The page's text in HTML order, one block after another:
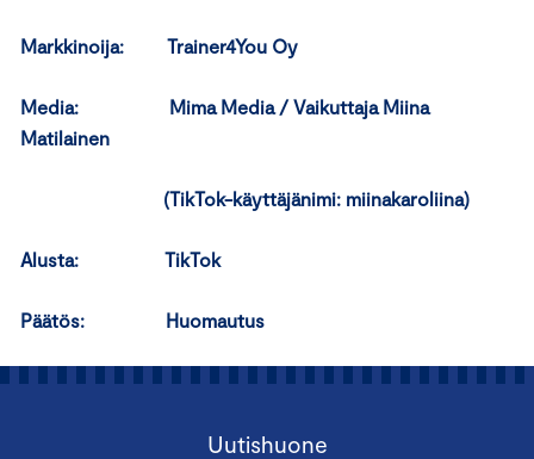
Markkinoija: Trainer4You Oy
Media: Mima Media / Vaikuttaja Miina
Matilainen
(TikTok-käyttäjänimi: miinakaroliina)
Alusta: TikTok
Päätös: Huomautus
Uutishuone